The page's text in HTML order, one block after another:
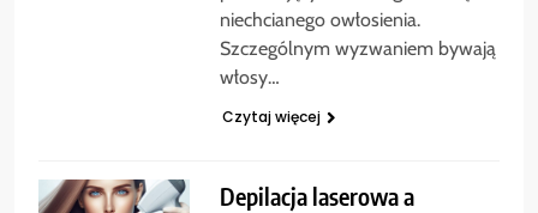
niechcianego owłosienia.
Szczególnym wyzwaniem bywają
włosy…
Czytaj więcej
Depilacja laserowa a